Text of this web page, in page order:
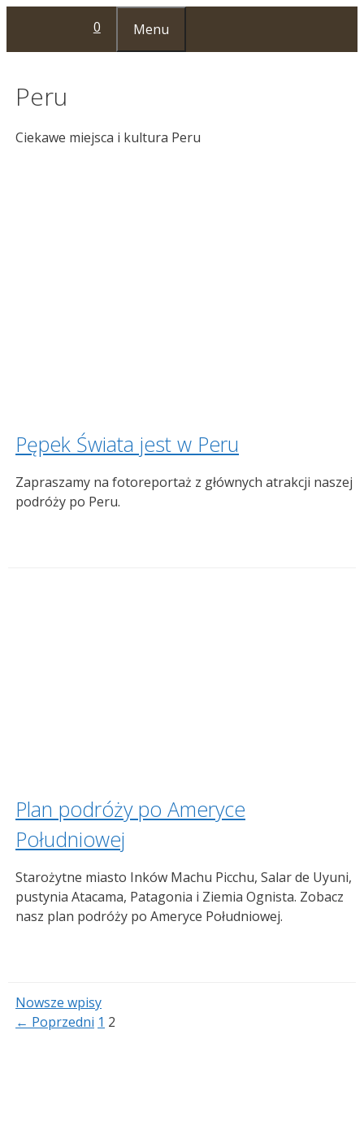
treści
0 Menu
Peru
Ciekawe miejsca i kultura Peru
Pępek Świata jest w Peru
Zapraszamy na fotoreportaż z głównych atrakcji naszej
podróży po Peru.
Plan podróży po Ameryce
Południowej
Starożytne miasto Inków Machu Picchu, Salar de Uyuni,
pustynia Atacama, Patagonia i Ziemia Ognista. Zobacz
nasz plan podróży po Ameryce Południowej.
Nowsze wpisy
← Poprzedni Strona
1 Strona
2